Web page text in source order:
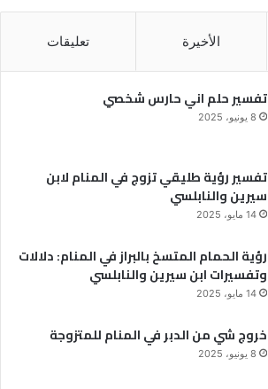
الأخيرة تعليقات
تفسير حلم اني حارس شخصي
8 يونيو، 2025
تفسير رؤية طليقي تزوج في المنام لابن
سيرين والنابلسي
14 مايو، 2025
رؤية الحمام المتسخ بالبراز في المنام: دلالات
وتفسيرات ابن سيرين والنابلسي
14 مايو، 2025
خروج شي من الدبر في المنام للمتزوجة
8 يونيو، 2025